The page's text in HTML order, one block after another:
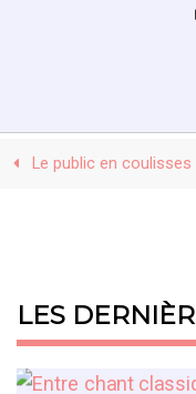
Le public en coulisses
LES